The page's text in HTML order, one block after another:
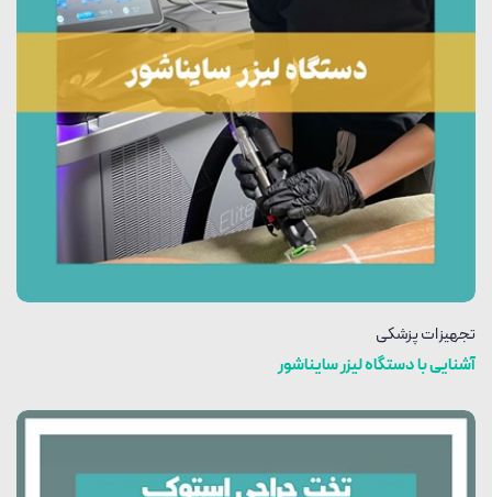
تجهیزات پزشکی
آشنایی با دستگاه لیزر سایناشور